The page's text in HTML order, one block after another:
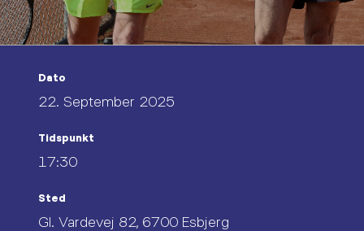
Dato
22. September 2025
Tidspunkt
17:30
Sted
Gl. Vardevej 82, 6700 Esbjerg